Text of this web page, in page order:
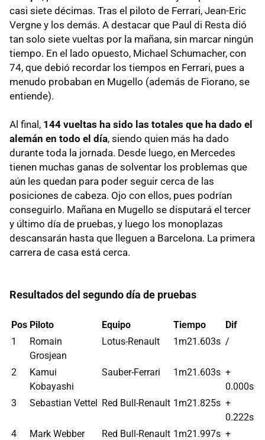
casi siete décimas. Tras el piloto de Ferrari, Jean-Eric
Vergne y los demás. A destacar que Paul di Resta dió
tan solo siete vueltas por la mañana, sin marcar ningún
tiempo. En el lado opuesto, Michael Schumacher, con
74, que debió recordar los tiempos en Ferrari, pues a
menudo probaban en Mugello (además de Fiorano, se
entiende).
Al final, 144 vueltas ha sido las totales que ha dado el
alemán en todo el día, siendo quien más ha dado
durante toda la jornada. Desde luego, en Mercedes
tienen muchas ganas de solventar los problemas que
aún les quedan para poder seguir cerca de las
posiciones de cabeza. Ojo con ellos, pues podrían
conseguirlo. Mañana en Mugello se disputará el tercer
y último día de pruebas, y luego los monoplazas
descansarán hasta que lleguen a Barcelona. La primera
carrera de casa está cerca.
Resultados del segundo día de pruebas
Pos Piloto Equipo Tiempo
Dif
1
Romain
Grosjean
Lotus-Renault 1m21.603s /
2
Kamui
Kobayashi
Sauber-Ferrari 1m21.603s +
0.000s
3
Sebastian Vettel Red Bull-Renault 1m21.825s +
0.222s
4
Mark Webber Red Bull-Renault 1m21.997s +